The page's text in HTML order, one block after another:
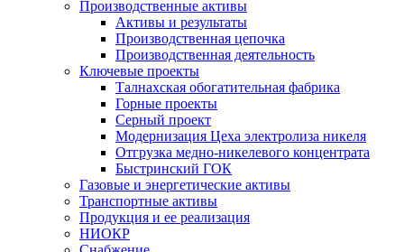
Производственные активы
Активы и результаты
Производственная цепочка
Производственная деятельность
Ключевые проекты
Талнахская обогатительная фабрика
Горные проекты
Серный проект
Модернизация Цеха электролиза никеля
Отгрузка медно-никелевого концентрата
Быстринский ГОК
Газовые и энергетические активы
Транспортные активы
Продукция и ее реализация
НИОКР